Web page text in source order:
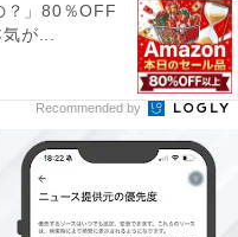
？」80％OFF
が...
Recommended by